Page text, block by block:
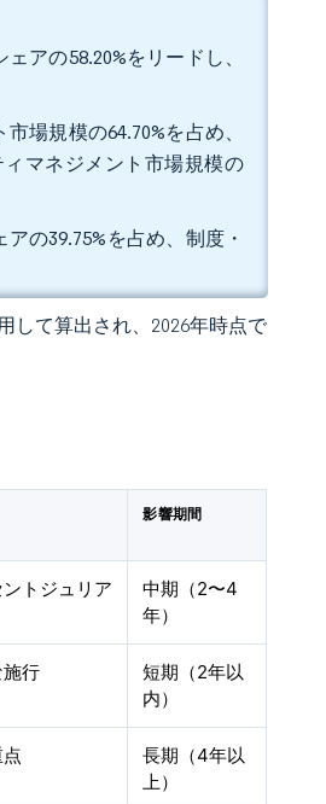
アの58.20%をリードし、
場規模の64.70%を占め、
マネジメント市場規模の
の39.75%を占め、制度・
して算出され、2026年時点で
影響期間
トジュリア
中期（2〜4
年）
行
短期（2年以
内）
長期（4年以
上）